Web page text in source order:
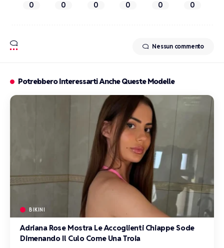
0 0 0 0 0 0
Nessun commento
Potrebbero Interessarti Anche Queste Modelle
BIKINI
Adriana Rose Mostra Le Accoglienti Chiappe Sode
Dimenando Il Culo Come Una Troia